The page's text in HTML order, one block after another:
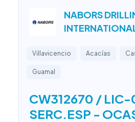
NABORS
Villavicencio Acacías
Guamal
CW312670 /
SERC.ESP -